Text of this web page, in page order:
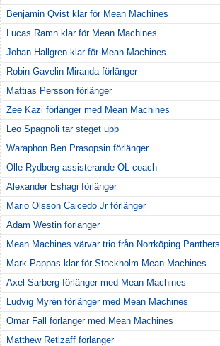
Benjamin Qvist klar för Mean Machines
Lucas Ramn klar för Mean Machines
Johan Hallgren klar för Mean Machines
Robin Gavelin Miranda förlänger
Mattias Persson förlänger
Zee Kazi förlänger med Mean Machines
Leo Spagnoli tar steget upp
Waraphon Ben Prasopsin förlänger
Olle Rydberg assisterande OL-coach
Alexander Eshagi förlänger
Mario Olsson Caicedo Jr förlänger
Adam Westin förlänger
Mean Machines värvar trio från Norrköping Panthers
Mark Pappas klar för Stockholm Mean Machines
Axel Sarberg förlänger med Mean Machines
Ludvig Myrén förlänger med Mean Machines
Omar Fall förlänger med Mean Machines
Matthew Retlzaff förlänger